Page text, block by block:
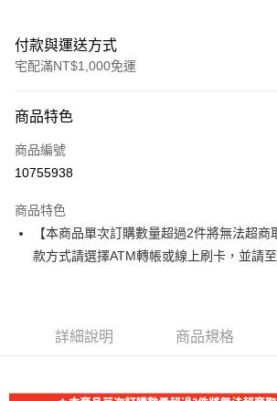
付款與運送方式
宅配滿NT$1,000免運
信用卡一次付款
信用卡分期付款
合作金庫商業銀行
華南商業銀行
彰化商業
上海商業儲蓄銀行
台北富邦
聯邦商業銀行
遠東國際
台新國際商業銀行
中國信託
LINE Pay
Apple Pay
大哥付你分期
商品特色
商品編號
10755938
商品特色
【本商品單次訂購數量超過2件將無法超
款方式請選擇ATM轉帳或線上刷卡，並請至
詳細說明 商品規格